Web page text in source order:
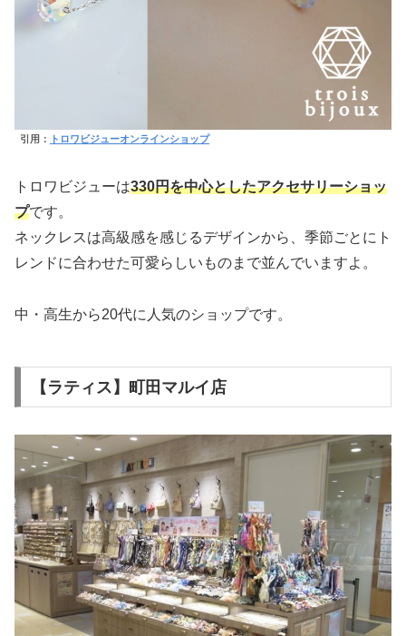
引用： トロワビジューオンラインショップ
トロワビジューは330円を中心としたアクセサリーショッ
プです。
ネックレスは高級感を感じるデザインから、季節ごとにト
レンドに合わせた可愛らしいものまで並んでいますよ。
中・高生から20代に人気のショップです。
【ラティス】町田マルイ店